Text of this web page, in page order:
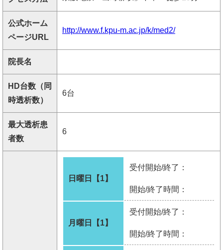
公式ホーム
ページURL
http://www.f.kpu-m.ac.jp/k/med2/
院長名
HD台数（同
時透析数）
6台
最大透析患
者数
6
日曜日【1】
受付開始/終了：
開始/終了時間：
月曜日【1】
受付開始/終了：
開始/終了時間：